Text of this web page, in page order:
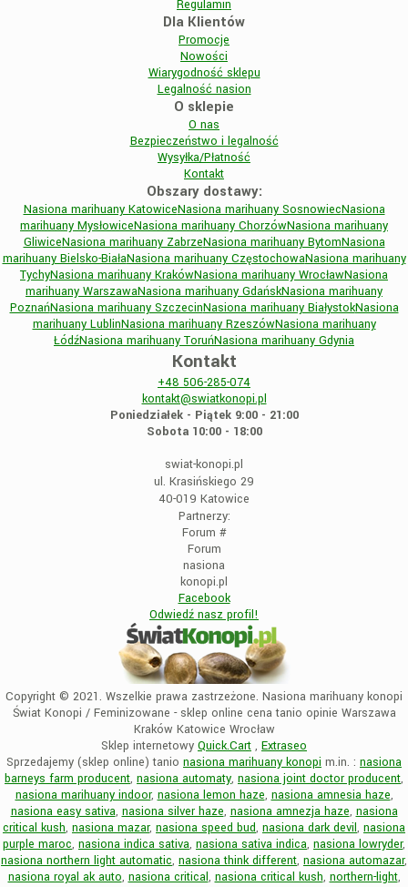
Regulamin
Dla Klientów
Promocje
Nowości
Wiarygodność sklepu
Legalność nasion
O sklepie
O nas
Bezpieczeństwo i legalność
Wysyłka/Płatność
Kontakt
Obszary dostawy:
Nasiona marihuany KatowiceNasiona marihuany SosnowiecNasiona
marihuany MysłowiceNasiona marihuany ChorzówNasiona marihuany
GliwiceNasiona marihuany ZabrzeNasiona marihuany BytomNasiona
marihuany Bielsko-BiałaNasiona marihuany CzęstochowaNasiona marihuany
TychyNasiona marihuany KrakówNasiona marihuany WrocławNasiona
marihuany WarszawaNasiona marihuany GdańskNasiona marihuany
PoznańNasiona marihuany SzczecinNasiona marihuany BiałystokNasiona
marihuany LublinNasiona marihuany RzeszówNasiona marihuany
ŁódźNasiona marihuany ToruńNasiona marihuany Gdynia
Kontakt
+48 506-285-074
kontakt@swiatkonopi.pl
Poniedziałek - Piątek 9:00 - 21:00
Sobota 10:00 - 18:00
swiat-konopi.pl
ul. Krasińskiego 29
40-019 Katowice
Partnerzy:
Forum #
Forum
nasiona
konopi.pl
Facebook
Odwiedź nasz profil!
Copyright © 2021. Wszelkie prawa zastrzeżone. Nasiona marihuany konopi
Świat Konopi / Feminizowane - sklep online cena tanio opinie Warszawa
Kraków Katowice Wrocław
Sklep internetowy Quick.Cart , Extraseo
Sprzedajemy (sklep online) tanio nasiona marihuany konopi m.in. : nasiona
barneys farm producent, nasiona automaty, nasiona joint doctor producent,
nasiona marihuany indoor, nasiona lemon haze, nasiona amnesia haze,
nasiona easy sativa, nasiona silver haze, nasiona amnezja haze, nasiona
critical kush, nasiona mazar, nasiona speed bud, nasiona dark devil, nasiona
purple maroc, nasiona indica sativa, nasiona sativa indica, nasiona lowryder,
nasiona northern light automatic, nasiona think different, nasiona automazar,
nasiona royal ak auto, nasiona critical, nasiona critical kush, northern-light,